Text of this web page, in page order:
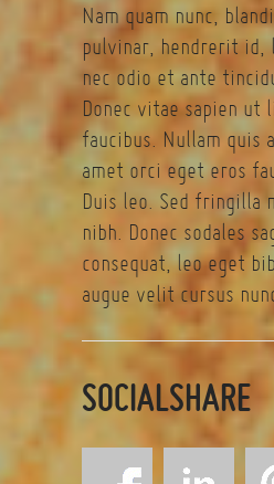
Nam quam nunc,
pulvinar, hendrerit id,
nec odio et ante
Donec vitae sapien ut
faucibus. Nullam quis
amet orci eget eros
Duis leo. Sed fringilla
nibh. Donec sodales
consequat, leo eget
augue velit cursus
SOCIALSHARE